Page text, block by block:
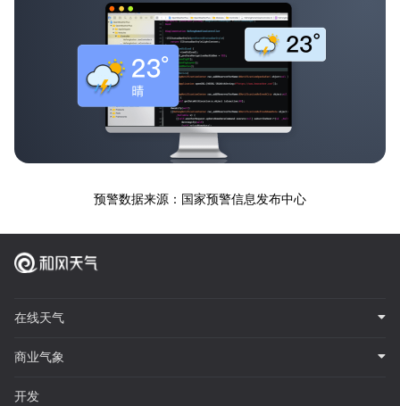
预警数据来源：国家预警信息发布中心
在线天气
商业气象
开发